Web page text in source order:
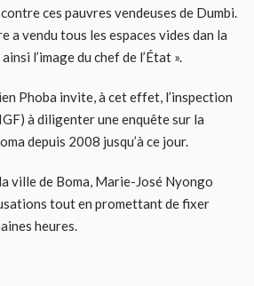
ces pauvres vendeuses de Dumbi.
a vendu tous les espaces vides dan la
l’image du chef de l’État ».
Phoba invite, à cet effet, l’inspection
à diligenter une enquête sur la
depuis 2008 jusqu’à ce jour.
ville de Boma, Marie-José Nyongo
tout en promettant de fixer
heures.